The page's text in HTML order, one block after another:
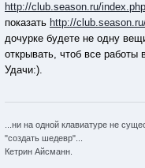
http://club.season.ru/
показать http://
дочурке будете не одну
открывать, чтоб все
Удачи:).
...ни на одной клавиатуре не
"создать шедевр"...
Кетрин Айсманн.